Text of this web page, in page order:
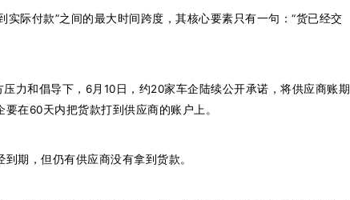
际付款”之间的最大时间跨度，其核心要素只有一句：“货已经交
力和倡导下，6月10日，约20家车企陆续公开承诺，将供应商账期
在60天内把货款打到供应商的账户上。
期，但仍有供应商没有拿到货款。